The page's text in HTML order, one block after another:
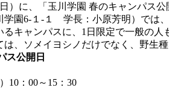
）に、「玉川学園 春のキャンパス
園6-１-１ 学長：小原芳明）では
キャンパスに、1日限定で一般の人
、ソメイヨシノだけでなく、野生
ス公開日
：00～15：30